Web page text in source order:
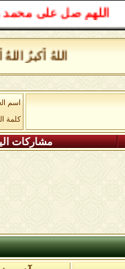
اللهم صل على محمد
اللهُ أكبرُ اللهُ
اسم
كلمة
مشاركات